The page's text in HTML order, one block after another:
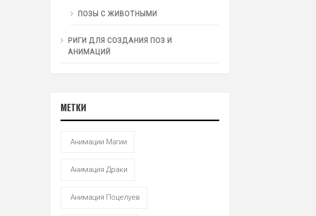
ПОЗЫ С ЖИВОТНЫМИ
РИГИ ДЛЯ СОЗДАНИЯ ПОЗ И
АНИМАЦИЙ
МЕТКИ
Анимации Магии
Анимация Драки
Анимация Поцелуев